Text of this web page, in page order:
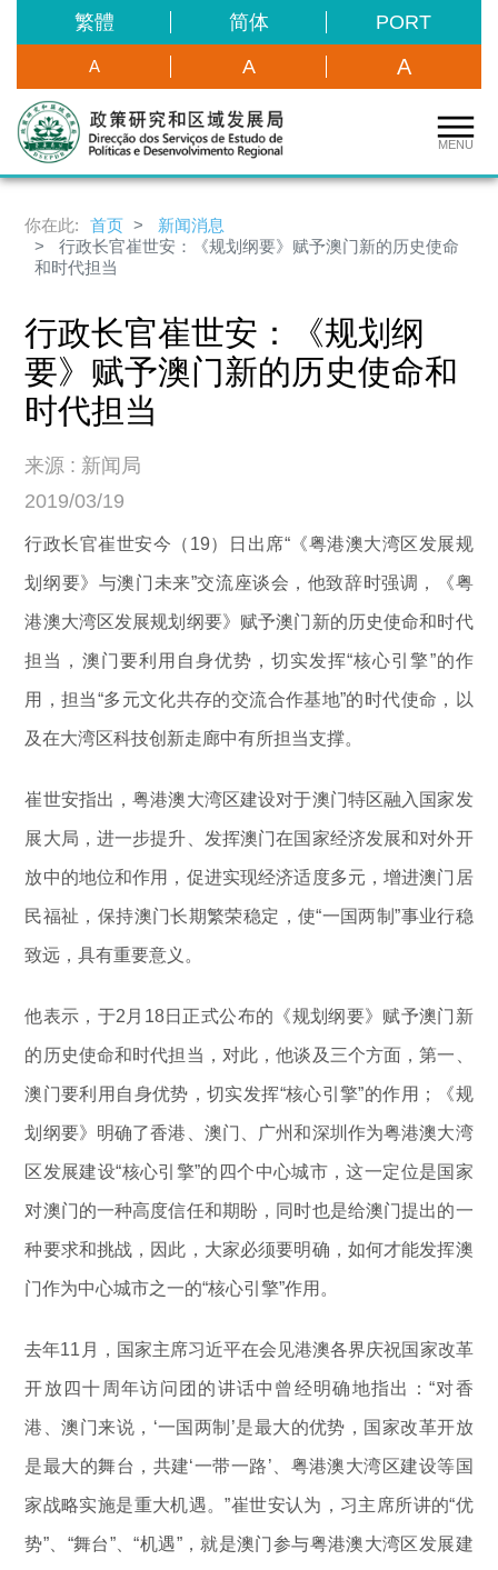
繁體 简体 PORT
A A A
MENU
你在此: 首页
新闻消息
行政长官崔世安：《规划纲要》赋予澳门新的历史使命
和时代担当
行政长官崔世安：《规划纲
要》赋予澳门新的历史使命和
时代担当
来源 : 新闻局
2019/03/19
行政长官崔世安今（19）日出席“《粤港澳大湾区发展规
划纲要》与澳门未来”交流座谈会，他致辞时强调，《粤
港澳大湾区发展规划纲要》赋予澳门新的历史使命和时代
担当，澳门要利用自身优势，切实发挥“核心引擎”的作
用，担当“多元文化共存的交流合作基地”的时代使命，以
及在大湾区科技创新走廊中有所担当支撑。
崔世安指出，粤港澳大湾区建设对于澳门特区融入国家发
展大局，进一步提升、发挥澳门在国家经济发展和对外开
放中的地位和作用，促进实现经济适度多元，增进澳门居
民福祉，保持澳门长期繁荣稳定，使“一国两制”事业行稳
致远，具有重要意义。
他表示，于2月18日正式公布的《规划纲要》赋予澳门新
的历史使命和时代担当，对此，他谈及三个方面，第一、
澳门要利用自身优势，切实发挥“核心引擎”的作用；《规
划纲要》明确了香港、澳门、广州和深圳作为粤港澳大湾
区发展建设“核心引擎”的四个中心城市，这一定位是国家
对澳门的一种高度信任和期盼，同时也是给澳门提出的一
种要求和挑战，因此，大家必须要明确，如何才能发挥澳
门作为中心城市之一的“核心引擎”作用。
去年11月，国家主席习近平在会见港澳各界庆祝国家改革
开放四十周年访问团的讲话中曾经明确地指出：“对香
港、澳门来说，‘一国两制’是最大的优势，国家改革开放
是最大的舞台，共建‘一带一路’、粤港澳大湾区建设等国
家战略实施是重大机遇。”崔世安认为，习主席所讲的“优
势”、“舞台”、“机遇”，就是澳门参与粤港澳大湾区发展建